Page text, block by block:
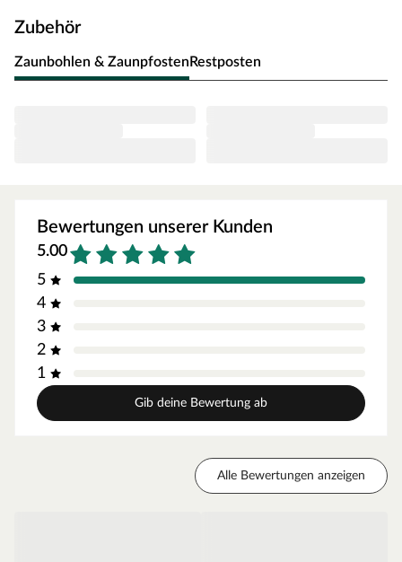
Schnelle Montage
Langlebig dank feuerverzinktem Eisen
Pfostenanker zum Einschlagen bieten die schnellste
Zubehör
Zaunbohlen & ZaunpfostenRestposten
Bewertungen unserer Kunden
5.00
5
4
3
2
1
Gib deine Bewertung ab
Alle Bewertungen anzeigen